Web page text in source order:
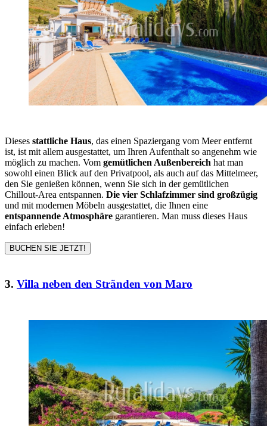
Dieses stattliche Haus, das einen Spaziergang vom Meer entfernt
ist, ist mit allem ausgestattet, um Ihren Aufenthalt so angenehm wie
möglich zu machen. Vom gemütlichen Außenbereich hat man
sowohl einen Blick auf den Privatpool, als auch auf das Mittelmeer,
den Sie genießen können, wenn Sie sich in der gemütlichen
Chillout-Area entspannen. Die vier Schlafzimmer sind großzügig
und mit modernen Möbeln ausgestattet, die Ihnen eine
entspannende Atmosphäre garantieren. Man muss dieses Haus
einfach erleben!
BUCHEN SIE JETZT!
3. Villa neben den Stränden von Maro